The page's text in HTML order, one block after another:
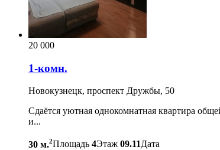
20 000
1-комн.
Новокузнецк, проспект Дружбы, 50
Сдаётся уютная однокомнатная квартира
и...
30 м.2Площадь 4Этаж 09.11Дата